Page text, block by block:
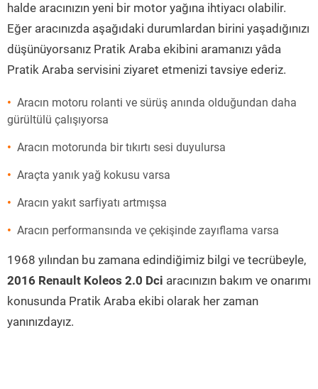
halde aracınızın yeni bir motor yağına ihtiyacı olabilir.
Eğer aracınızda aşağıdaki durumlardan birini yaşadığınızı
düşünüyorsanız Pratik Araba ekibini aramanızı yâda
Pratik Araba servisini ziyaret etmenizi tavsiye ederiz.
Aracın motoru rolanti ve sürüş anında olduğundan daha
gürültülü çalışıyorsa
Aracın motorunda bir tıkırtı sesi duyulursa
Araçta yanık yağ kokusu varsa
Aracın yakıt sarfiyatı artmışsa
Aracın performansında ve çekişinde zayıflama varsa
1968 yılından bu zamana edindiğimiz bilgi ve tecrübeyle,
2016 Renault Koleos 2.0 Dci aracınızın bakım ve onarımı
konusunda Pratik Araba ekibi olarak her zaman
yanınızdayız.